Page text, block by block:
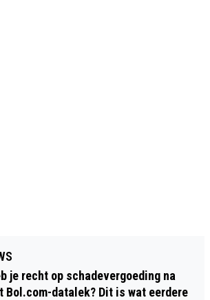
je recht op schadevergoeding na
Bol.com-datalek? Dit is wat eerdere